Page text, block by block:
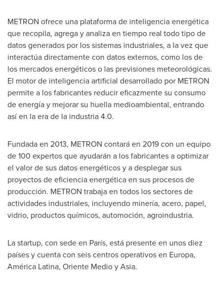
METRON ofrece una plataforma de inteligencia energética
que recopila, agrega y analiza en tiempo real todo tipo de
datos generados por los sistemas industriales, a la vez que
interactúa directamente con datos externos, como los de
los mercados energéticos o las previsiones meteorológicas.
El motor de inteligencia artificial desarrollado por METRON
permite a los fabricantes reducir eficazmente su consumo
de energía y mejorar su huella medioambiental, entrando
así en la era de la industria 4.0.
Fundada en 2013, METRON contará en 2019 con un equipo
de 100 expertos que ayudarán a los fabricantes a optimizar
el valor de sus datos energéticos y a desplegar sus
proyectos de eficiencia energética en sus procesos de
producción. METRON trabaja en todos los sectores de
actividades industriales, incluyendo minería, acero, papel,
vidrio, productos químicos, automoción, agroindustria.
La startup, con sede en París, está presente en unos diez
países y cuenta con seis centros operativos en Europa,
América Latina, Oriente MedioyAsia.